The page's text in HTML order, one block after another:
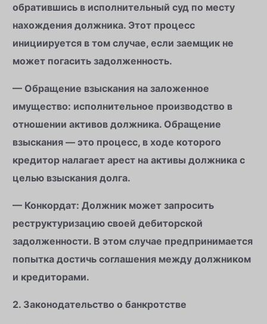
обратившись в исполнительный суд по месту
нахождения должника. Этот процесс
инициируется в том случае, если заемщик не
может погасить задолженность.
— Обращение взыскания на заложенное
имущество: исполнительное производство в
отношении активов должника. Обращение
взыскания — это процесс, в ходе которого
кредитор налагает арест на активы должника с
целью взыскания долга.
— Конкордат: Должник может запросить
реструктуризацию своей дебиторской
задолженности. В этом случае предпринимается
попытка достичь соглашения между должником
и кредиторами.
2. Законодательство о банкротстве